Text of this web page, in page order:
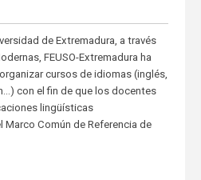
de Extremadura, a través
FEUSO-Extremadura ha
cursos de idiomas (inglés,
con el fin de que los docentes
lingüísticas
Común de Referencia de